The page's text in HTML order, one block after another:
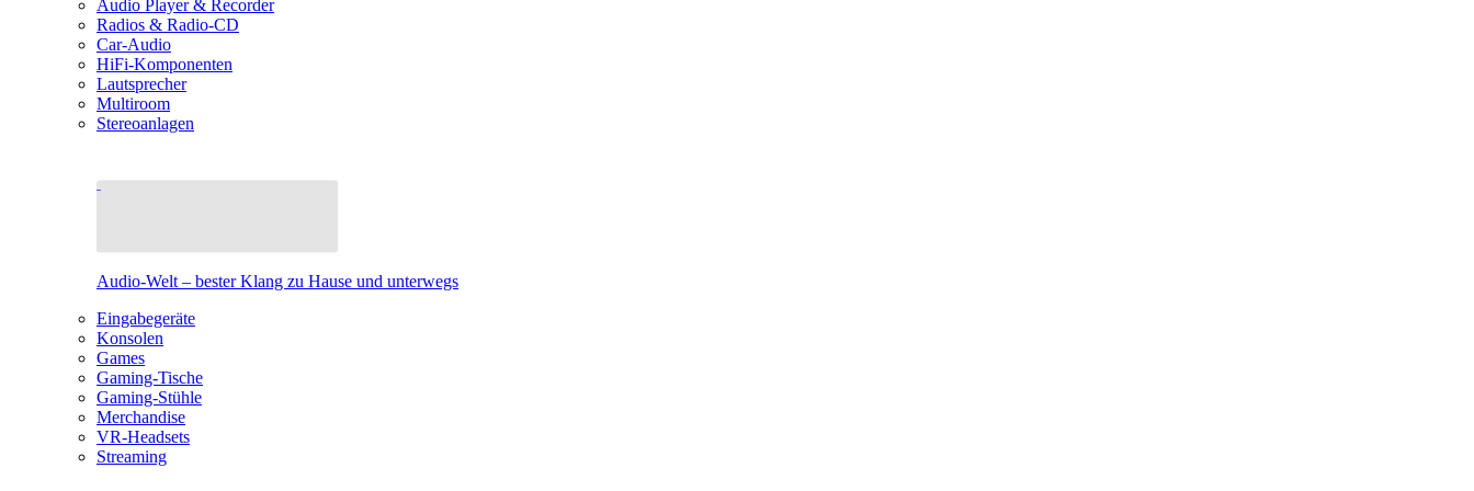
Audio Player & Recorder
Radios & Radio-CD
Car-Audio
HiFi-Komponenten
Lautsprecher
Multiroom
Stereoanlagen
Audio-Welt – bester Klang zu Hause und unterwegs
Eingabegeräte
Konsolen
Games
Gaming-Tische
Gaming-Stühle
Merchandise
VR-Headsets
Streaming